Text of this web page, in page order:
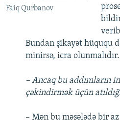
Faiq Qurbanov
Bundan şikayət hüququ
minirsə, icra olunmalıdır.
– Ancaq bu addımların
çəkindirmək üçün
– Mən bu məsələdə bir